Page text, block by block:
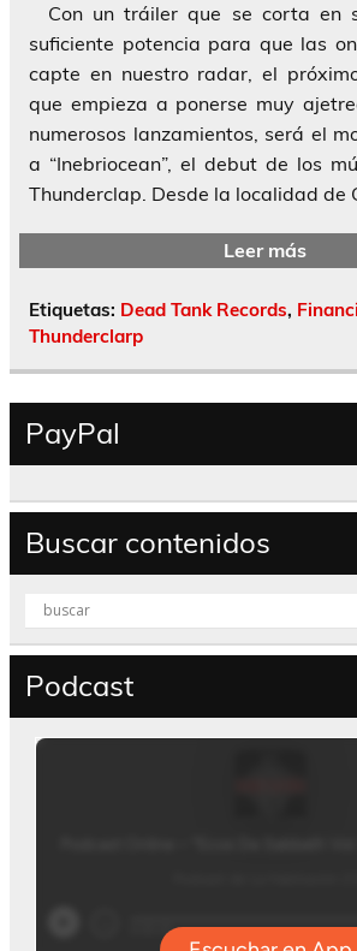
Con un tráiler que se corta en
suficiente potencia para que las
capte en nuestro radar, el
que empieza a ponerse muy
numerosos lanzamientos, será el
a “Inebriocean”, el debut de los
Thunderclap. Desde la localidad de
Leer más
Etiquetas: Dead Tank Records,
Thunderclarp
PayPal
Buscar contenidos
Podcast